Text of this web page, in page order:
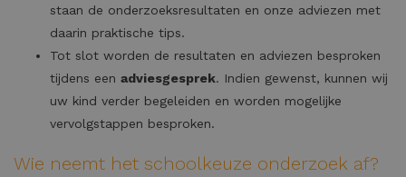
staan de onderzoeksresultaten en onze adviezen met
daarin praktische tips.
Tot slot worden de resultaten en adviezen besproken
tijdens een adviesgesprek. Indien gewenst, kunnen wij
uw kind verder begeleiden en worden mogelijke
vervolgstappen besproken.
Wie neemt het schoolkeuze onderzoek af?